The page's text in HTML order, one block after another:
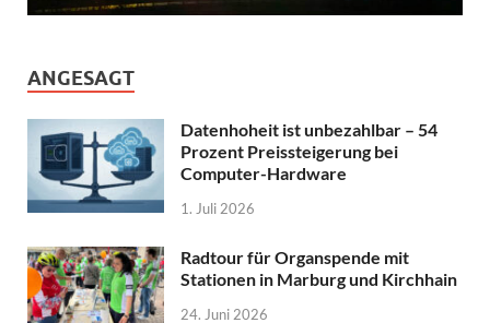
ANGESAGT
Datenhoheit ist unbezahlbar – 54
Prozent Preissteigerung bei
Computer-Hardware
1. Juli 2026
Radtour für Organspende mit
Stationen in Marburg und Kirchhain
24. Juni 2026